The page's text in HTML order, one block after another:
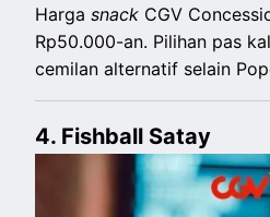
Hargasnack CGV
Rp50.000-an. Pilihan pas
cemilan alternatif selain
4. Fishball Satay